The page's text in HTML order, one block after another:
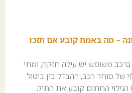
– מה באמת קובע אם תזכו
ברכב משומש יש עילה חזקה, ומתי
של סוחר רכב, ההבדל בין ביטול
הגילוי החתום קובע את התיק.